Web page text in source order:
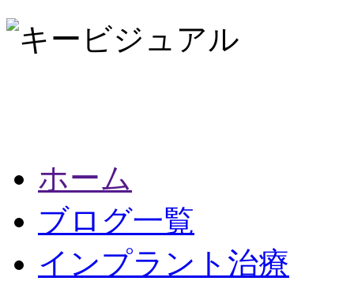
ホーム
ブログ一覧
インプラント治療